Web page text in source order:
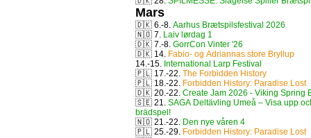
Mars
🇩🇰 6.-8. Aarhus Brætspilsfestival 2026
🇳🇴 7. Laiv lørdag 1
🇩🇰 7.-8. GorrCon Vinter '26
🇩🇰 14. Fabio- og Adriannas store Bryllup
14.-15. International Larp Festival
🇵🇱 17.-22. The Forbidden History
🇵🇱 18.-22. Forbidden History: Paradise Lost
🇩🇰 20.-22. Create Jam 2026 - Viking Spring
🇸🇪 21. SAGA Deltävling Umeå – Visa upp
brädspel!
🇳🇴 21.-22. Den nye våren 4
🇵🇱 25.-29. Forbidden History: Paradise Lost